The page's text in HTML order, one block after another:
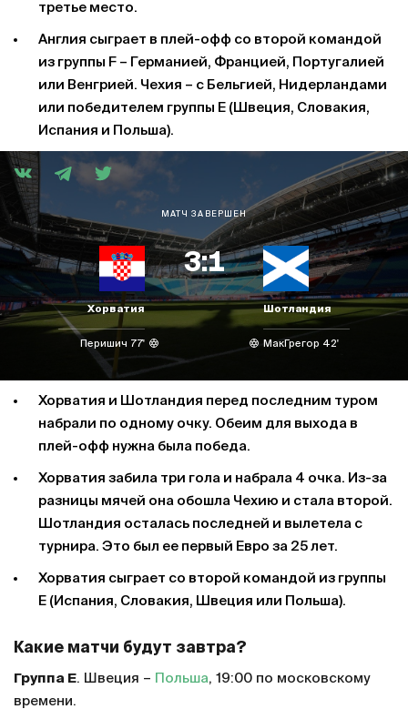
третье место.
Англия сыграет в плей-офф со второй командой
из группы F – Германией, Францией, Португалией
или Венгрией. Чехия – с Бельгией, Нидерландами
или победителем группы E (Швеция, Словакия,
Испания и Польша).
МАТЧ ЗАВЕРШЕН
Хорватия
Перишич 77'
3:1
Шотландия
МакГрегор 42'
Хорватия и Шотландия перед последним туром
набрали по одному очку. Обеим для выхода в
плей-офф нужна была победа.
Хорватия забила три гола и набрала 4 очка. Из-за
разницы мячей она обошла Чехию и стала второй.
Шотландия осталась последней и вылетела с
турнира. Это был ее первый Евро за 25 лет.
Хорватия сыграет со второй командой из группы
Е (Испания, Словакия, Швеция или Польша).
Какие матчи будут завтра?
Группа Е. Швеция – Польша, 19:00 по московскому
времени.